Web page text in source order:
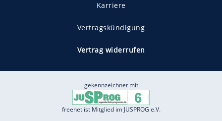
Karriere
Vertragskündigung
Vertrag widerrufen
gekennzeichnet mit
freenet ist Mitglied im JUSPROG e.V.